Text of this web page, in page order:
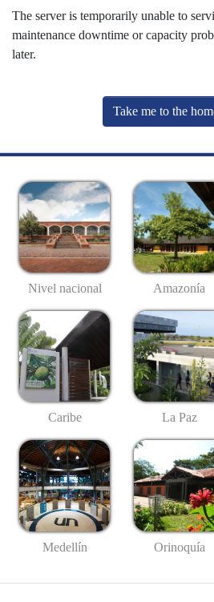
The server is temporarily unable to
maintenance downtime or capacity
later.
Take me to the
Nivel nacional Amazonía
Caribe La Paz
Medellín Orinoquía